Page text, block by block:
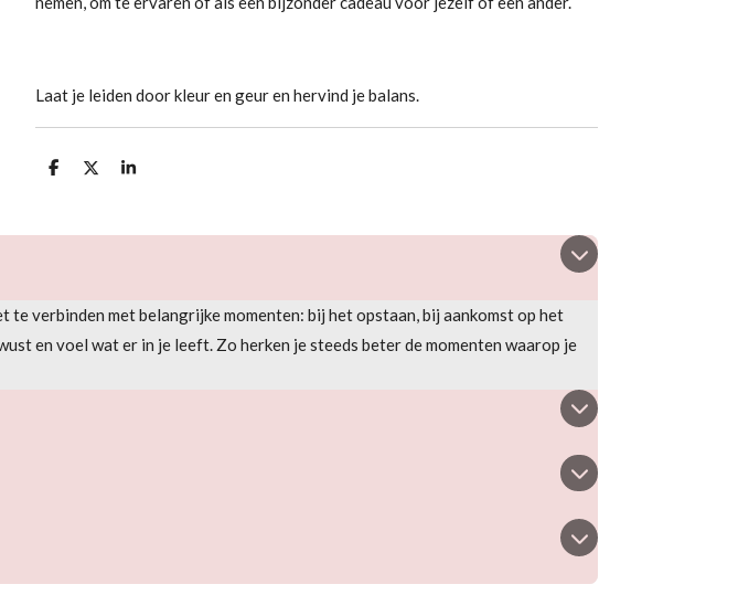
Laat je leiden door kleur en geur en hervind je balans.
D
n
D
S
e
verbinden met belangrijke momenten: bij het opstaan, bij aankomst op het
en voel wat er in je leeft. Zo herken je steeds beter de momenten waarop je